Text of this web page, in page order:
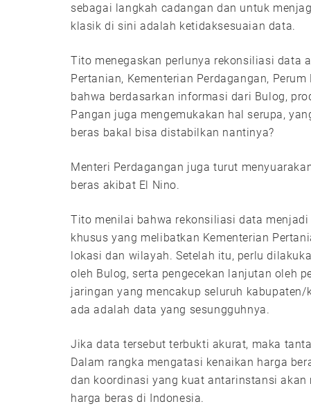
sebagai langkah cadangan dan untuk
klasik di sini adalah ketidaksesuaian data.
Tito menegaskan perlunya rekonsiliasi data
Pertanian, Kementerian Perdagangan,
bahwa berdasarkan informasi dari Bulog,
Pangan juga mengemukakan hal serupa,
beras bakal bisa distabilkan nantinya?
Menteri Perdagangan juga turut
beras akibat El Nino.
Tito menilai bahwa rekonsiliasi data
khusus yang melibatkan Kementerian
lokasi dan wilayah. Setelah itu, perlu
oleh Bulog, serta pengecekan lanjutan oleh
jaringan yang mencakup seluruh
ada adalah data yang sesungguhnya.
Jika data tersebut terbukti akurat, maka
Dalam rangka mengatasi kenaikan harga
dan koordinasi yang kuat antarinstansi
harga beras di Indonesia.